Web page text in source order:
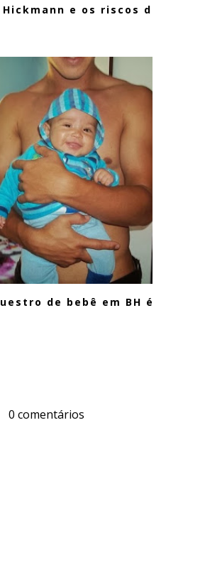
Hickmann e os riscos da
de bebê em BH é
0 comentários